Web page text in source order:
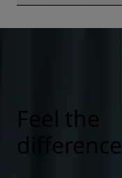
veiligheid en
Feel the
difference